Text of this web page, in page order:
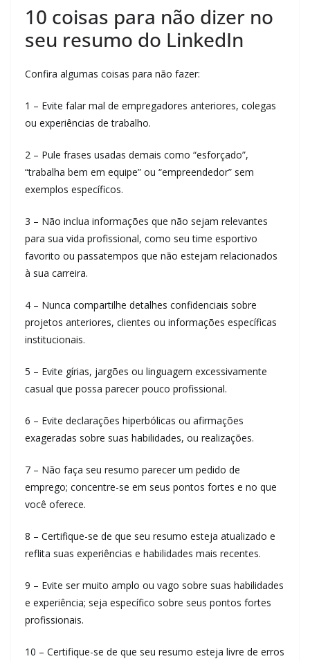
10 coisas para não dizer no
seu resumo do LinkedIn
Confira algumas coisas para não fazer:
1 – Evite falar mal de empregadores anteriores, colegas
ou experiências de trabalho.
2 – Pule frases usadas demais como “esforçado”,
“trabalha bem em equipe” ou “empreendedor” sem
exemplos específicos.
3 – Não inclua informações que não sejam relevantes
para sua vida profissional, como seu time esportivo
favorito ou passatempos que não estejam relacionados
à sua carreira.
4 – Nunca compartilhe detalhes confidenciais sobre
projetos anteriores, clientes ou informações específicas
institucionais.
5 – Evite gírias, jargões ou linguagem excessivamente
casual que possa parecer pouco profissional.
6 – Evite declarações hiperbólicas ou afirmações
exageradas sobre suas habilidades, ou realizações.
7 – Não faça seu resumo parecer um pedido de
emprego; concentre-se em seus pontos fortes e no que
você oferece.
8 – Certifique-se de que seu resumo esteja atualizado e
reflita suas experiências e habilidades mais recentes.
9 – Evite ser muito amplo ou vago sobre suas habilidades
e experiência; seja específico sobre seus pontos fortes
profissionais.
10 – Certifique-se de que seu resumo esteja livre de erros